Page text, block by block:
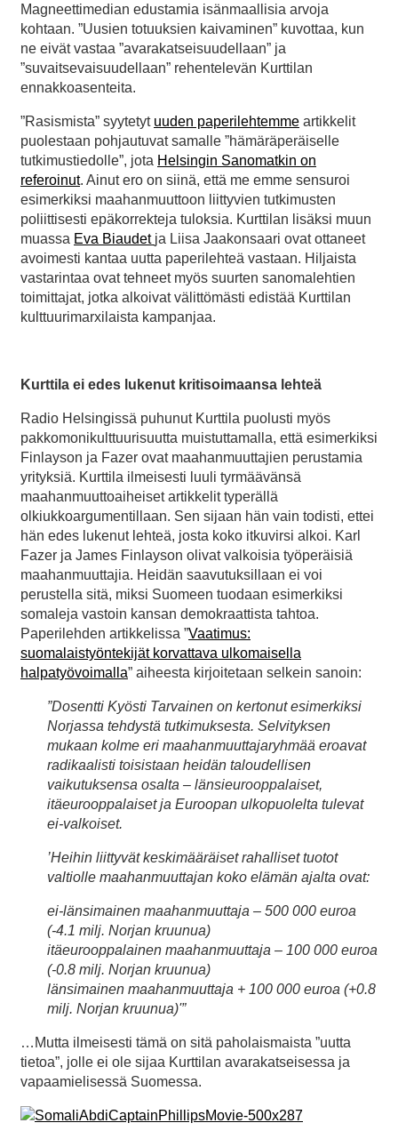
Magneettimedian edustamia isänmaallisia arvoja
kohtaan. ”Uusien totuuksien kaivaminen” kuvottaa, kun
ne eivät vastaa ”avarakatseisuudellaan” ja
”suvaitsevaisuudellaan” rehentelevän Kurttilan
ennakkoasenteita.
”Rasismista” syytetyt uuden paperilehtemme artikkelit
puolestaan pohjautuvat samalle ”hämäräperäiselle
tutkimustiedolle”, jota Helsingin Sanomatkin on
referoinut. Ainut ero on siinä, että me emme sensuroi
esimerkiksi maahanmuuttoon liittyvien tutkimusten
poliittisesti epäkorrekteja tuloksia. Kurttilan lisäksi muun
muassa Eva Biaudet ja Liisa Jaakonsaari ovat ottaneet
avoimesti kantaa uutta paperilehteä vastaan. Hiljaista
vastarintaa ovat tehneet myös suurten sanomalehtien
toimittajat, jotka alkoivat välittömästi edistää Kurttilan
kulttuurimarxilaista kampanjaa.
Kurttila ei edes lukenut kritisoimaansa lehteä
Radio Helsingissä puhunut Kurttila puolusti myös
pakkomonikulttuurisuutta muistuttamalla, että esimerkiksi
Finlayson ja Fazer ovat maahanmuuttajien perustamia
yrityksiä. Kurttila ilmeisesti luuli tyrmäävänsä
maahanmuuttoaiheiset artikkelit typerällä
olkiukkoargumentillaan. Sen sijaan hän vain todisti, ettei
hän edes lukenut lehteä, josta koko itkuvirsi alkoi. Karl
Fazer ja James Finlayson olivat valkoisia työperäisiä
maahanmuuttajia. Heidän saavutuksillaan ei voi
perustella sitä, miksi Suomeen tuodaan esimerkiksi
somaleja vastoin kansan demokraattista tahtoa.
Paperilehden artikkelissa ”Vaatimus:
suomalaistyöntekijät korvattava ulkomaisella
halpatyövoimalla” aiheesta kirjoitetaan selkein sanoin:
”Dosentti Kyösti Tarvainen on kertonut esimerkiksi
Norjassa tehdystä tutkimuksesta. Selvityksen
mukaan kolme eri maahanmuuttajaryhmää eroavat
radikaalisti toisistaan heidän taloudellisen
vaikutuksensa osalta – länsieurooppalaiset,
itäeurooppalaiset ja Euroopan ulkopuolelta tulevat
ei-valkoiset.
’Heihin liittyvät keskimääräiset rahalliset tuotot
valtiolle maahanmuuttajan koko elämän ajalta ovat:
ei-länsimainen maahanmuuttaja – 500 000 euroa
(-4.1 milj. Norjan kruunua)
itäeurooppalainen maahanmuuttaja – 100 000 euroa
(-0.8 milj. Norjan kruunua)
länsimainen maahanmuuttaja + 100 000 euroa (+0.8
milj. Norjan kruunua)'”
…Mutta ilmeisesti tämä on sitä paholaismaista ”uutta
tietoa”, jolle ei ole sijaa Kurttilan avarakatseisessa ja
vapaamielisessä Suomessa.